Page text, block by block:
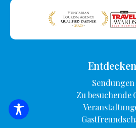
SUCHE NACH
Sendungen
Zu besuchende